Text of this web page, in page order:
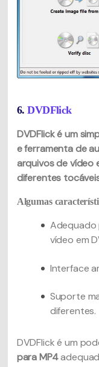
6.DVDFlick
DVDFlick é um
e ferramenta de
arquivos de vídeo
diferentes
Algumas
Adequado
vídeo em
Interface
Suporte
diferentes.
DVDFlick é um
para MP4